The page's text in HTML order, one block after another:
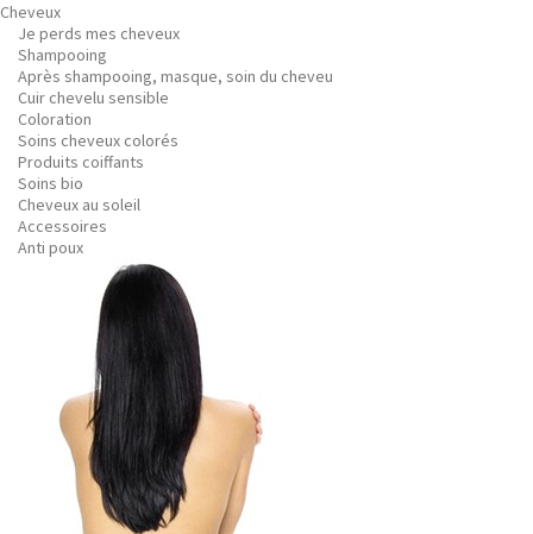
Cheveux
Je perds mes cheveux
Shampooing
Après shampooing, masque, soin du cheveu
Cuir chevelu sensible
Coloration
Soins cheveux colorés
Produits coiffants
Soins bio
Cheveux au soleil
Accessoires
Anti poux